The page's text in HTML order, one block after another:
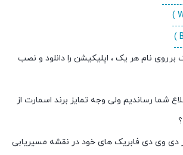
برروی نام هر یک ، اپلیکیشن را دانلود و نصب
شما رساندیم ولی وجه تمایز برند اسمارت از
دی وی دی فابریک های خود در نقشه مسیریابی